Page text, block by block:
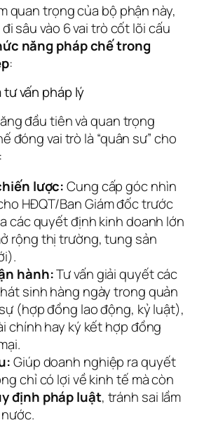
quan trọng của bộ phận này,
sâu vào 6 vai trò cốt lõi cấu
năng pháp chế trong
:
vấn pháp lý
đầu tiên và quan trọng
đóng vai trò là “quân sư” cho
lược:Cung cấp góc nhìn
HĐQT/Ban Giám đốc trước
các quyết định kinh doanh lớn
rộng thị trường, tung sản
hành:Tư vấn giải quyết các
sinh hàng ngày trong quản
(hợp đồng lao động, kỷ luật),
chính hay ký kết hợp đồng
Giúp doanh nghiệp ra quyết
chỉ có lợi về kinh tế mà còn
định pháp luật, tránh sai lầm